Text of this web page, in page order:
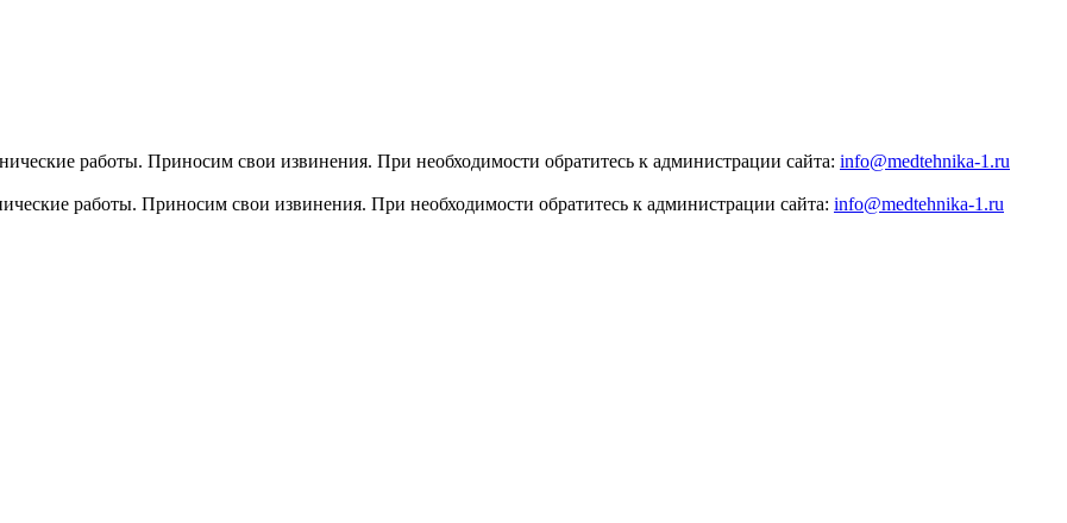
работы. Приносим свои извинения. При необходимости обратитесь к администрации сайта: info@medtehnika-1.ru
работы. Приносим свои извинения. При необходимости обратитесь к администрации сайта: info@medtehnika-1.ru